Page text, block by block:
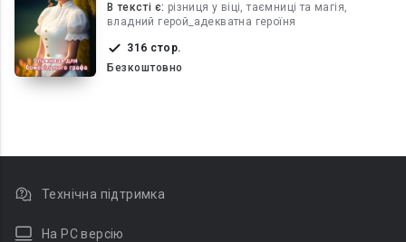
В текcті є: різниця у віці, таємниці та магія,
владний герой_адекватна героїня
316 стор.
Безкоштовно
Технічна підтримка
На PC версію